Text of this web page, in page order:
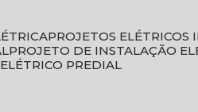
PROJETOS
PROJETO DE INSTALAÇÃO
ELÉTRICO PREDIAL